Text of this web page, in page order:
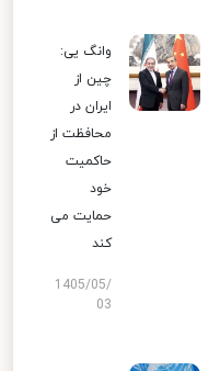
وانگ یی:
چین از
ایران در
محافظت از
حاکمیت
خود
حمایت می
کند
1405/05/
03